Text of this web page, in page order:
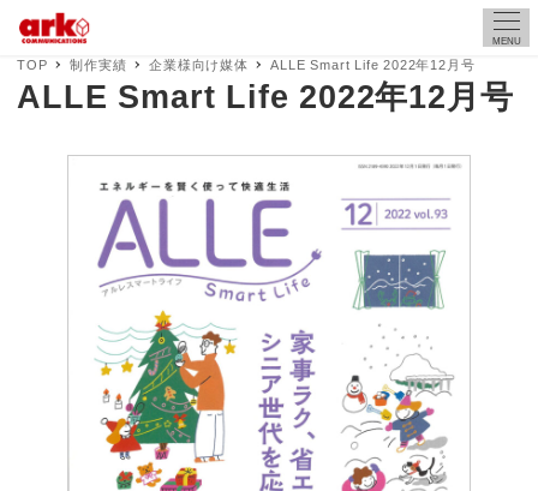
MENU
TOP 制作実績 企業様向け媒体 ALLE Smart Life 2022年12月号
ALLE Smart Life 2022年12月号